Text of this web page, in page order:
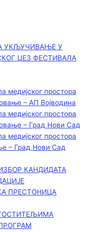
УКЉУЧИВАЊЕ У
ЏЕЗ ФЕСТИВАЛА
медијског простора
– АП Војводинa
медијског простора
– Град Нови Сад
медијског простора
– Град Нови Сад
КАНДИДАТА
ПРЕСТОНИЦА